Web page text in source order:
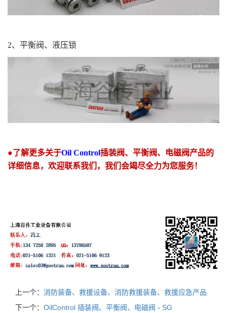
2、平衡阀、液压锁
●了解更多关于Oil Control插装阀、平衡阀、电磁阀产品的
详细信息，欢迎联系我们，我们会竭尽全力为您服务！
上一个： 消防装备、救援设备、消防救援装备、救援应急产品
下一个： OilControl 插装阀、平衡阀、电磁阀 - SG